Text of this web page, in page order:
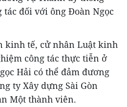
tác đối với ông Đoàn Ngọc
kinh tế, cử nhân Luật kinh
công tác thực tiễn ở
Hải có thể đảm đương
ty Xây dựng Sài Gòn
Một thành viên.